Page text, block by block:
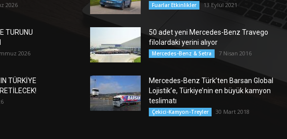
2026
TURUNU
2026
TÜRKİYE
Fuarlar Etkinlikler 13 Eylül 2021
50 adet yeni Mercedes-Benz Travego
filolardaki yerini alıyor
Mercedes-Benz & Setra 7 Nisan 2016
Mercedes-Benz Türk’ten Barsan Global
Lojistik’e, Türkiye’nin en büyük kamyon
teslimatı
Çekici-Kamyon-Treyler 30 Mart 2018